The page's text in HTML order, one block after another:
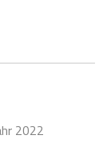
2022